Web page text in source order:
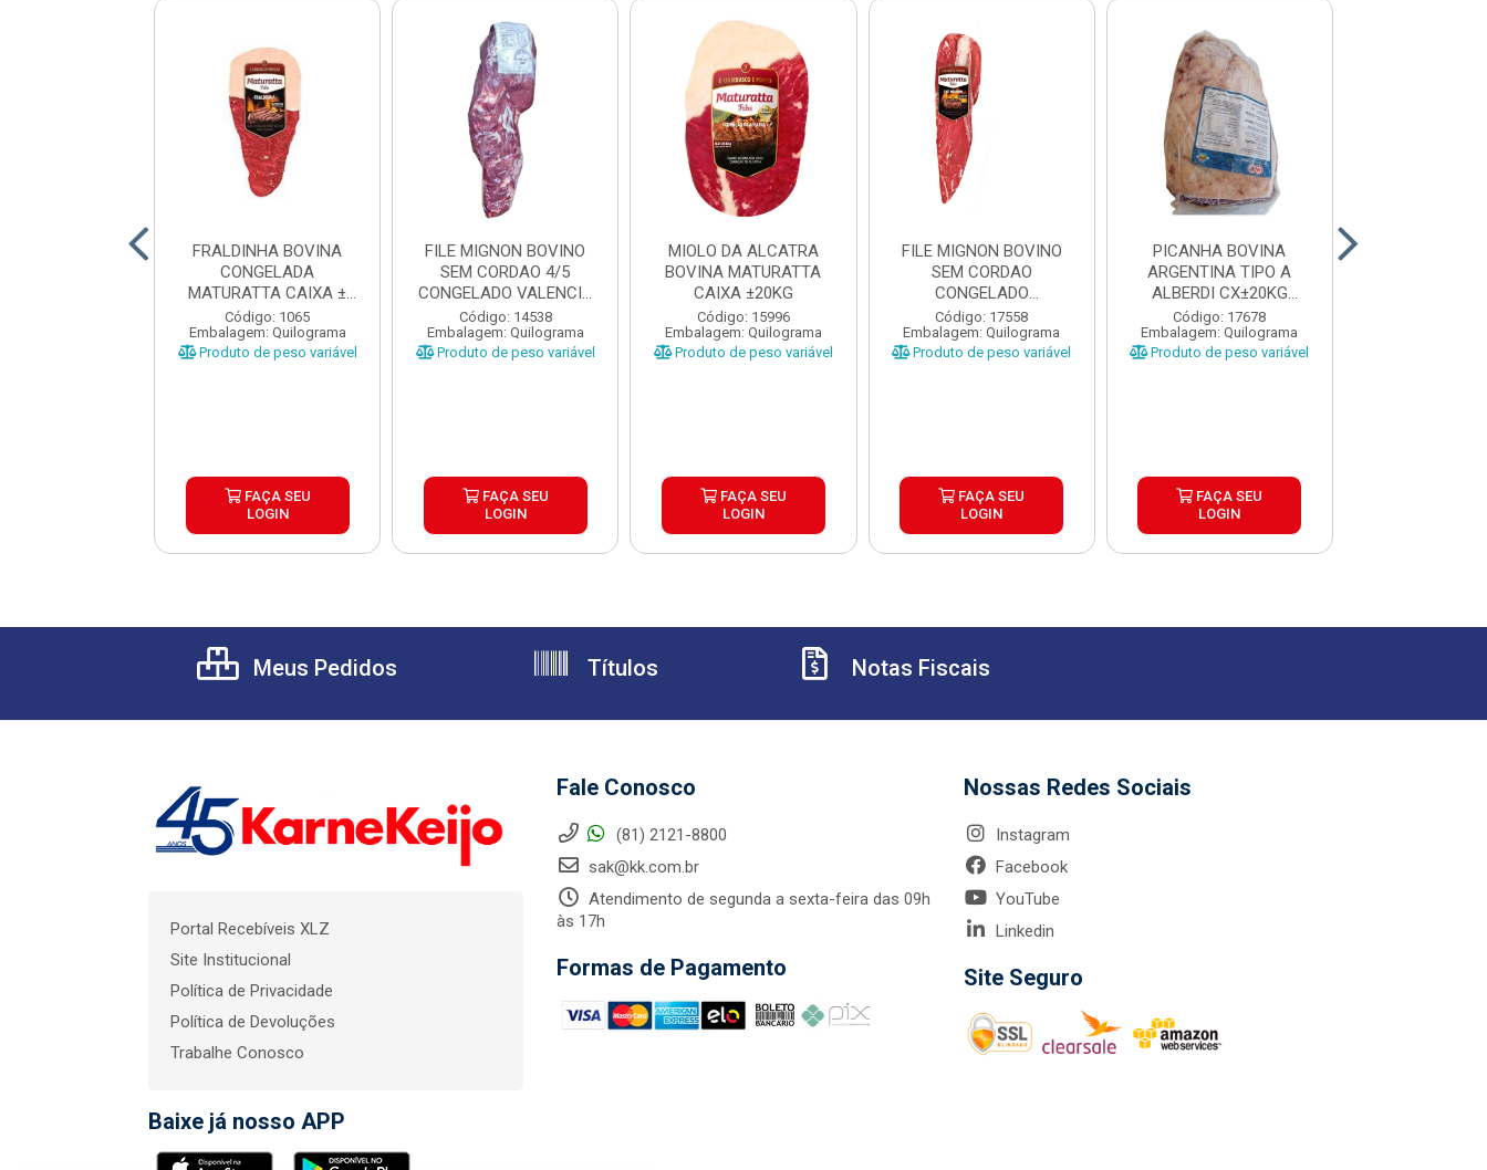
FRALDINHA BOVINA
CONGELADA
MATURATTA CAIXA ±
15KG
Código: 1065
Embalagem: Quilograma
Produto de peso variável
FAÇA SEU
LOGIN
FILE MIGNON BOVINO
SEM CORDAO 4/5
CONGELADO VALENCIO
CAIXA ±...
Código: 14538
Embalagem: Quilograma
Produto de peso variável
FAÇA SEU
LOGIN
MIOLO DA ALCATRA
BOVINA MATURATTA
CAIXA ±20KG
Código: 15996
Embalagem: Quilograma
Produto de peso variável
FAÇA SEU
LOGIN
FILE MIGNON BOVINO
SEM CORDAO
CONGELADO
MATURATTA CAIXA
±20K...
Código: 17558
Embalagem: Quilograma
Produto de peso variável
FAÇA SEU
LOGIN
PICANHA BOVINA
ARGENTINA TIPO A
ALBERDI CX±20KG
PEÇAS ±1,3 A...
Código: 17678
Embalagem: Quilograma
Produto de peso variável
FAÇA SEU
LOGIN
Meus Pedidos Títulos Notas Fiscais
Portal Recebíveis XLZ
Site Institucional
Política de Privacidade
Política de Devoluções
Trabalhe Conosco
Baixe já nosso APP
Fale Conosco
(81) 2121-8800
sak@kk.com.br
Atendimento de segunda a sexta-feira das 09h
às 17h
Formas de Pagamento
Nossas Redes Sociais
Instagram
Facebook
YouTube
Linkedin
Site Seguro